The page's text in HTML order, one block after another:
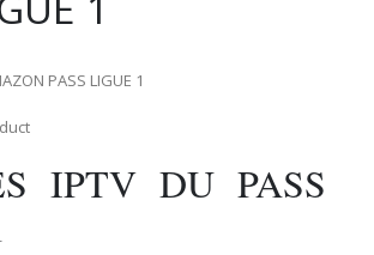
PASS LIGUE 1
IPTV DU PASS